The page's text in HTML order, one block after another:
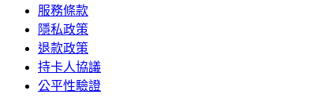
服務條款
隱私政策
退款政策
持卡人協議
公平性驗證